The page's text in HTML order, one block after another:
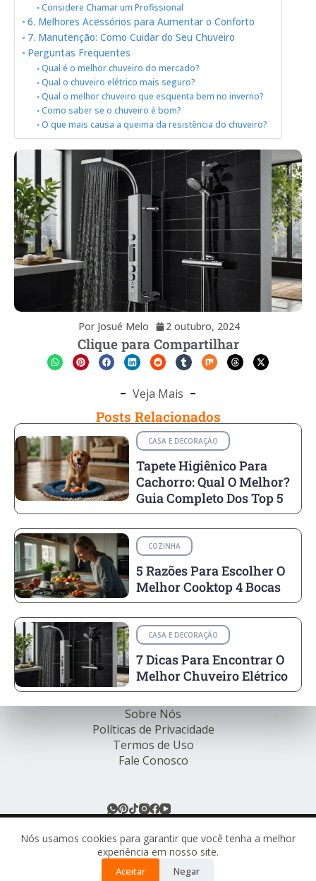
Nós usamos cookies para garantir que você tenha a melhor
experiência em nosso site.
Aceitar Negar
Considere Chamar um Profissional
6. Melhores Acessórios para Aumentar o Conforto
7. Manutenção: Como Cuidar do Seu Chuveiro
Perguntas Frequentes
Qual é o melhor chuveiro do mercado?
Qual o chuveiro elétrico mais seguro?
Qual o melhor chuveiro que esquenta bem no inverno?
Como saber se o chuveiro é bom?
O que mais causa a queima da resistência do chuveiro?
PorJosué Melo 2 outubro, 2024
Clique para Compartilhar
Veja Mais
Posts Relacionados
CASA E DECORAÇÃO
Tapete Higiênico Para
Cachorro: Qual O Melhor?
Guia Completo Dos Top 5
COZINHA
5 Razões Para Escolher O
Melhor Cooktop 4 Bocas
CASA E DECORAÇÃO
7 Dicas Para Encontrar O
Melhor Chuveiro Elétrico
Sobre Nós
Políticas de Privacidade
Termos de Uso
Fale Conosco
© Rede de Ofertas Online - TODOS OS DIREITOS
RESERVADOS.
Este site pode conter links de afiliados. Ao comprar
através desses links, podemos receber uma